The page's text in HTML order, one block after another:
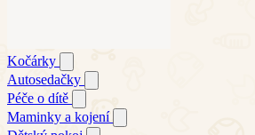
Kočárky
Autosedačky
Péče o dítě
Maminky a kojení